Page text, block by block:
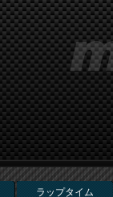
ラップタイム